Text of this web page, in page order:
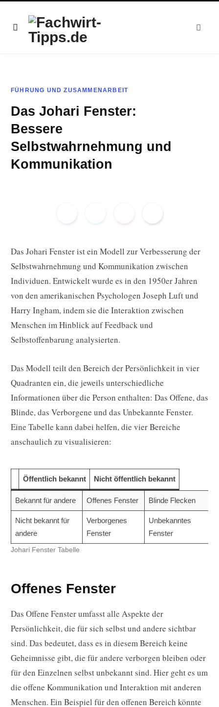
FÜHRUNG UND ZUSAMMENARBEIT
Das Johari Fenster:
Bessere
Selbstwahrnehmung und
Kommunikation
Das Johari Fenster ist ein Modell zur Verbesserung der
Selbstwahrnehmung und Kommunikation zwischen
Individuen. Entwickelt wurde es in den 1950er Jahren
von den amerikanischen Psychologen Joseph Luft und
Harry Ingham, indem sie die Interaktion zwischen
Menschen im Hinblick auf Feedback und
Selbstoffenbarung analysierten.
Das Modell teilt den Bereich der Persönlichkeit in vier
Quadranten ein, die jeweils unterschiedliche
Informationen über die Person enthalten: Das Offene, das
Blinde, das Verborgene und das Unbekannte Fenster.
Eine Tabelle kann dabei helfen, die vier Bereiche
anschaulich zu visualisieren:
Öffentlich bekannt Nicht öffentlich bekannt
Bekannt für andere Offenes Fenster Blinde Flecken
Nicht bekannt für
andere
Verborgenes
Fenster
Unbekanntes
Fenster
Johari Fenster Tabelle
Offenes Fenster
Das Offene Fenster umfasst alle Aspekte der
Persönlichkeit, die für sich selbst und andere sichtbar
sind. Das bedeutet, dass es in diesem Bereich keine
Geheimnisse gibt, die für andere verborgen bleiben oder
für den Einzelnen selbst unbekannt sind. Hier geht es um
die offene Kommunikation und Interaktion mit anderen
Menschen. Ein Beispiel für den offenen Bereich könnte